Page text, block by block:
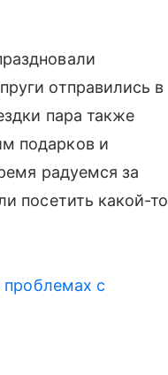
отправились в
пара также
подарков и
радуемся за
посетить какой-то
проблемах с